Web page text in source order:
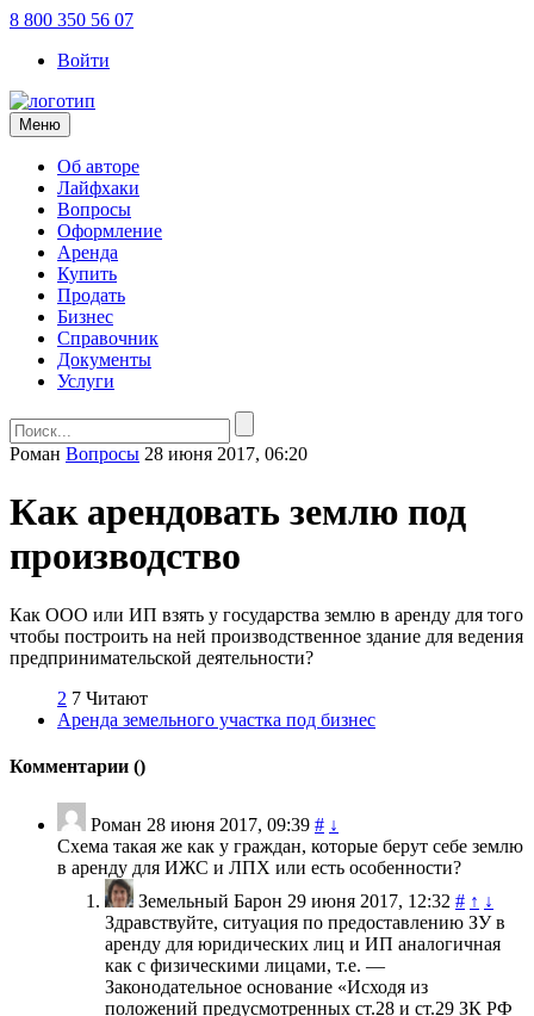
8 800 350 56 07
Войти
Меню
Об авторе
Лайфхаки
Вопросы
Оформление
Аренда
Купить
Продать
Бизнес
Справочник
Документы
Услуги
Роман Вопросы 28 июня 2017, 06:20
Как арендовать землю под
производство
Как ООО или ИП взять у государства землю в аренду для того
чтобы построить на ней производственное здание для ведения
предпринимательской деятельности?
2 7 Читают
Аренда земельного участка под бизнес
Комментарии ()
Роман 28 июня 2017, 09:39 # ↓
Схема такая же как у граждан, которые берут себе землю
в аренду для ИЖС и ЛПХ или есть особенности?
Земельный Барон 29 июня 2017, 12:32 # ↑ ↓
Здравствуйте, ситуация по предоставлению ЗУ в
аренду для юридических лиц и ИП аналогичная
как с физическими лицами, т.е. —
Законодательное основание «Исходя из
положений предусмотренных ст.28 и ст.29 ЗК РФ